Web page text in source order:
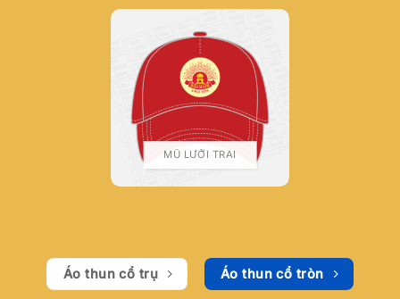
MŨ LƯỠI TRAI
Áo thun cổ trụ Áo thun cổ tròn